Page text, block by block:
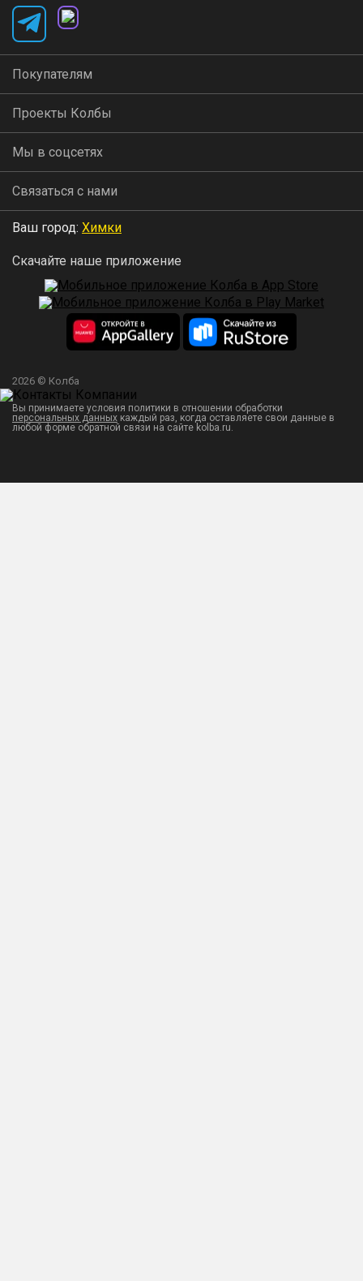
Покупателям
Проекты Колбы
Мы в соцсетях
Связаться с нами
Ваш город: Химки
Скачайте наше приложение
2026 © Колба
Вы принимаете условия политики в отношении обработки
персональных данных каждый раз, когда оставляете свои данные в
любой форме обратной связи на сайте kolba.ru.